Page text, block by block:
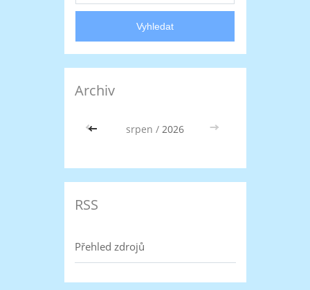
Archiv
<< srpen / 2026 >>
RSS
Přehled zdrojů